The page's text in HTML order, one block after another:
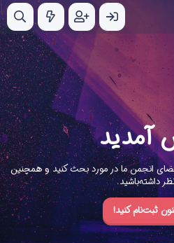
انجمن ما در مورد بحث کنید و همچنین
داشته‌باشید.
ثبت‌نام کنید!